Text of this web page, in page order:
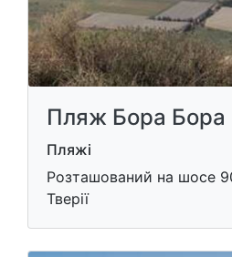
Пляж Бора Бора
Пляжі
Розташований на шосе
Тверії